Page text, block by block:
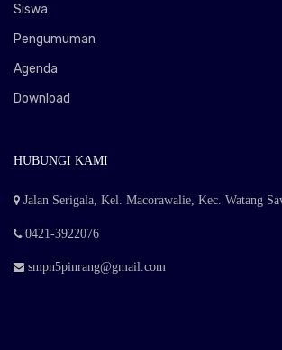
Siswa
Pengumuman
Agenda
Download
HUBUNGI KAMI
Jalan Serigala, Kel. Macorawalie, Kec. Watang
0421-3922076
smpn5pinrang@gmail.com